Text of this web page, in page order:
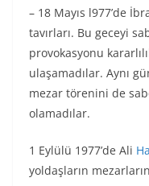
– 18 Mayıs l977’de
tavırları. Bu geceyi
provokasyonu
ulaşamadılar. Aynı
mezar törenini de
olamadılar.
1 Eylülü 1977’de Ali
yoldaşların